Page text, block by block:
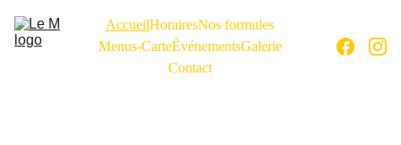
AccueilHorairesNos formules
Menus-CarteÉvénementsGalerie
Contact